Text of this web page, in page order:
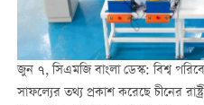
জুন ৭, সিএমজি বাংলা ডেস্ক: বিশ্ব
সাফল্যের তথ্য প্রকাশ করেছে চীনের